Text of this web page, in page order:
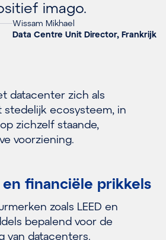
imago.
Wissam Mikhael
Data Centre Unit Director, Frankrijk
datacenter zich als
stedelijk ecosysteem, in
zichzelf staande,
voorziening.
financiële prikkels
zoals LEED en
bepalend voor de
van datacenters.